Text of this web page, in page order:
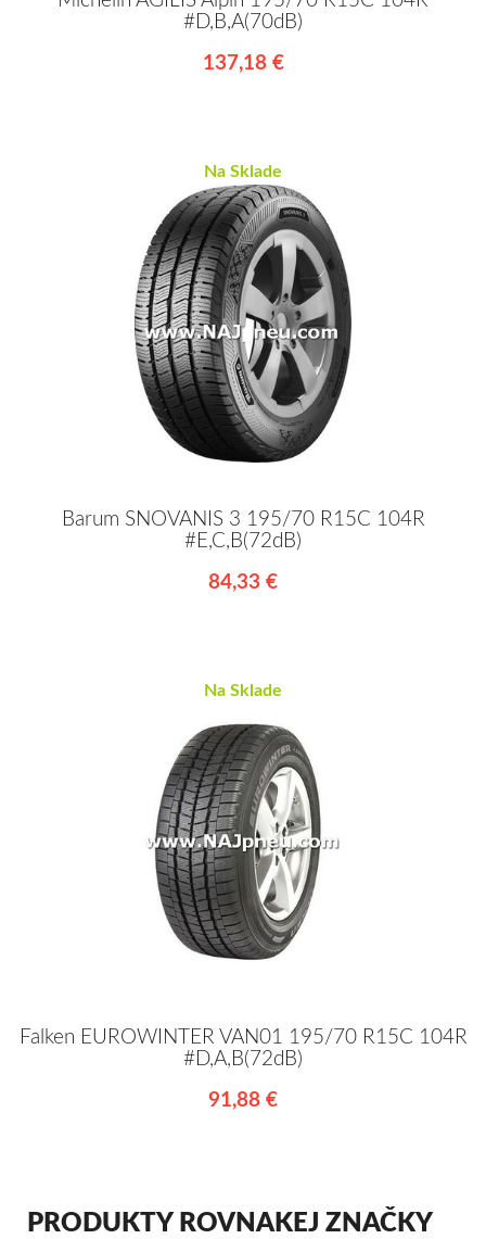
#D,B,A(70dB)
137,18 €
Na Sklade
Barum SNOVANIS 3 195/70 R15C 104R
#E,C,B(72dB)
84,33 €
Na Sklade
Falken EUROWINTER VAN01 195/70 R15C 104R
#D,A,B(72dB)
91,88 €
PRODUKTY ROVNAKEJ ZNAČKY